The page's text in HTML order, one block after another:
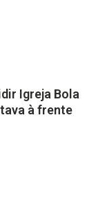
Igreja Bola
à frente